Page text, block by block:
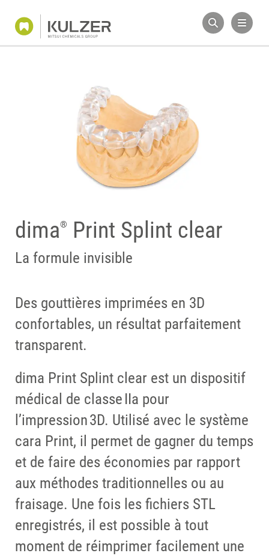
dima® Print Splint clear
La formule invisible
Des gouttières imprimées en 3D
confortables, un résultat parfaitement
transparent.
dima Print Splint clear est un dispositif
médical de classe IIa pour
l’impression 3D. Utilisé avec le système
cara Print, il permet de gagner du temps
et de faire des économies par rapport
aux méthodes traditionnelles ou au
fraisage. Une fois les fichiers STL
enregistrés, il est possible à tout
moment de réimprimer facilement une